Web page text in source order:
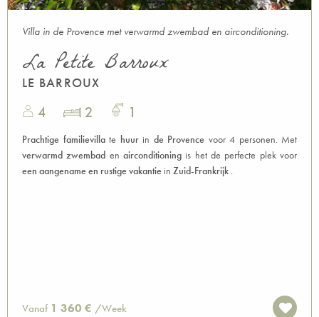
Villa in de Provence met verwarmd zwembad en airconditioning.
La Petite Barroux
LE BARROUX
4 2 1
Prachtige familievillate huurin de Provence voor 4 personen. Met
verwarmd zwembad enairconditioning is het de perfecte plek voor
een aangename en rustige vakantie in Zuid-Frankrijk .
Vanaf 1 360 € /Week